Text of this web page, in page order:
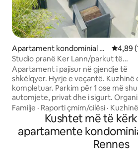
Apartament kondominial n
ë Bruz
4,89
Studio pranë Ker Lann/parkut të
ekspozitave. E freskët në verë.
Apartament i pajisur në gjendje të
shkëlqyer. Hyrje e veçantë. Kuzhinë
kompletuar. Parkim për 1 ose më
automjete, privat dhe i sigurt.
i fjetjes: 2 krevate tekë (mund të
bashkohen për të formuar një krevat
dopio sipas kërkesës) + divan-krevat
1 person. Mjedis i pyllëzuar dhe i
Tarracë me orientim nga jugu. E
Familje · Raporti çmim/cilësi · Kuzhinë
Kushtet më të
apartamente
Rennes